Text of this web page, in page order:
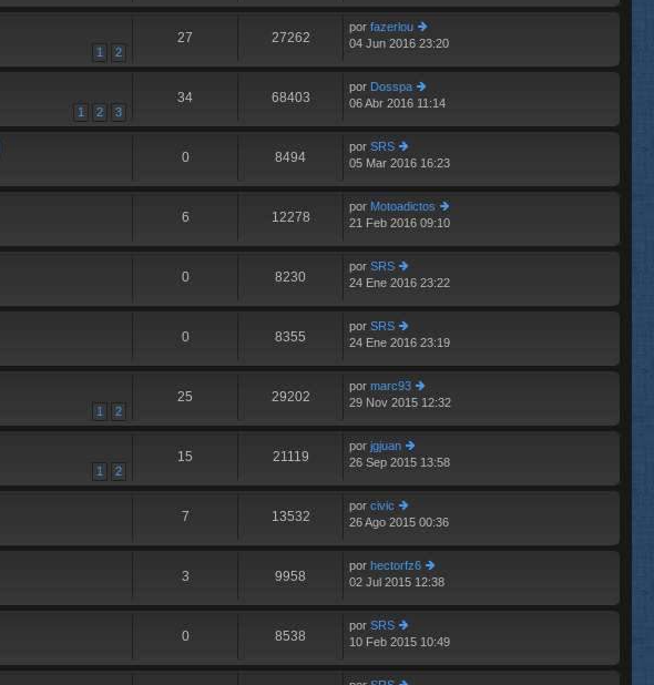
e
n
s
o
m
e
n
s
1 2
27 27262
por fazerlou
er
o
m
e
s
04 Jun 2016 23:20
1 2 3
34 68403
por Dosspa
er
m
e
n
s
06 Abr 2016 11:14
0 8494
por SRS
er
o
m
e
n
s
05 Mar 2016 16:23
6 12278
por Motoadictos
er
m
e
s
21 Feb 2016 09:10
0 8230
por SRS
er
o
m
e
n
s
24 Ene 2016 23:22
0 8355
por SRS
er
o
m
e
n
s
24 Ene 2016 23:19
1 2
25 29202
por marc93
er
m
e
s
29 Nov 2015 12:32
1 2
15 21119
por jgjuan
er
o
m
e
n
s
26 Sep 2015 13:58
7 13532
por civic
er
o
m
e
n
s
26 Ago 2015 00:36
3 9958
por hectorfz6
er
m
e
02 Jul 2015 12:38
0 8538
por SRS
er
10 Feb 2015 10:49